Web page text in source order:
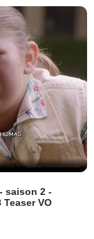
saison 2 -
VO